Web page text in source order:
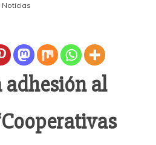
Noticias
adhesión al